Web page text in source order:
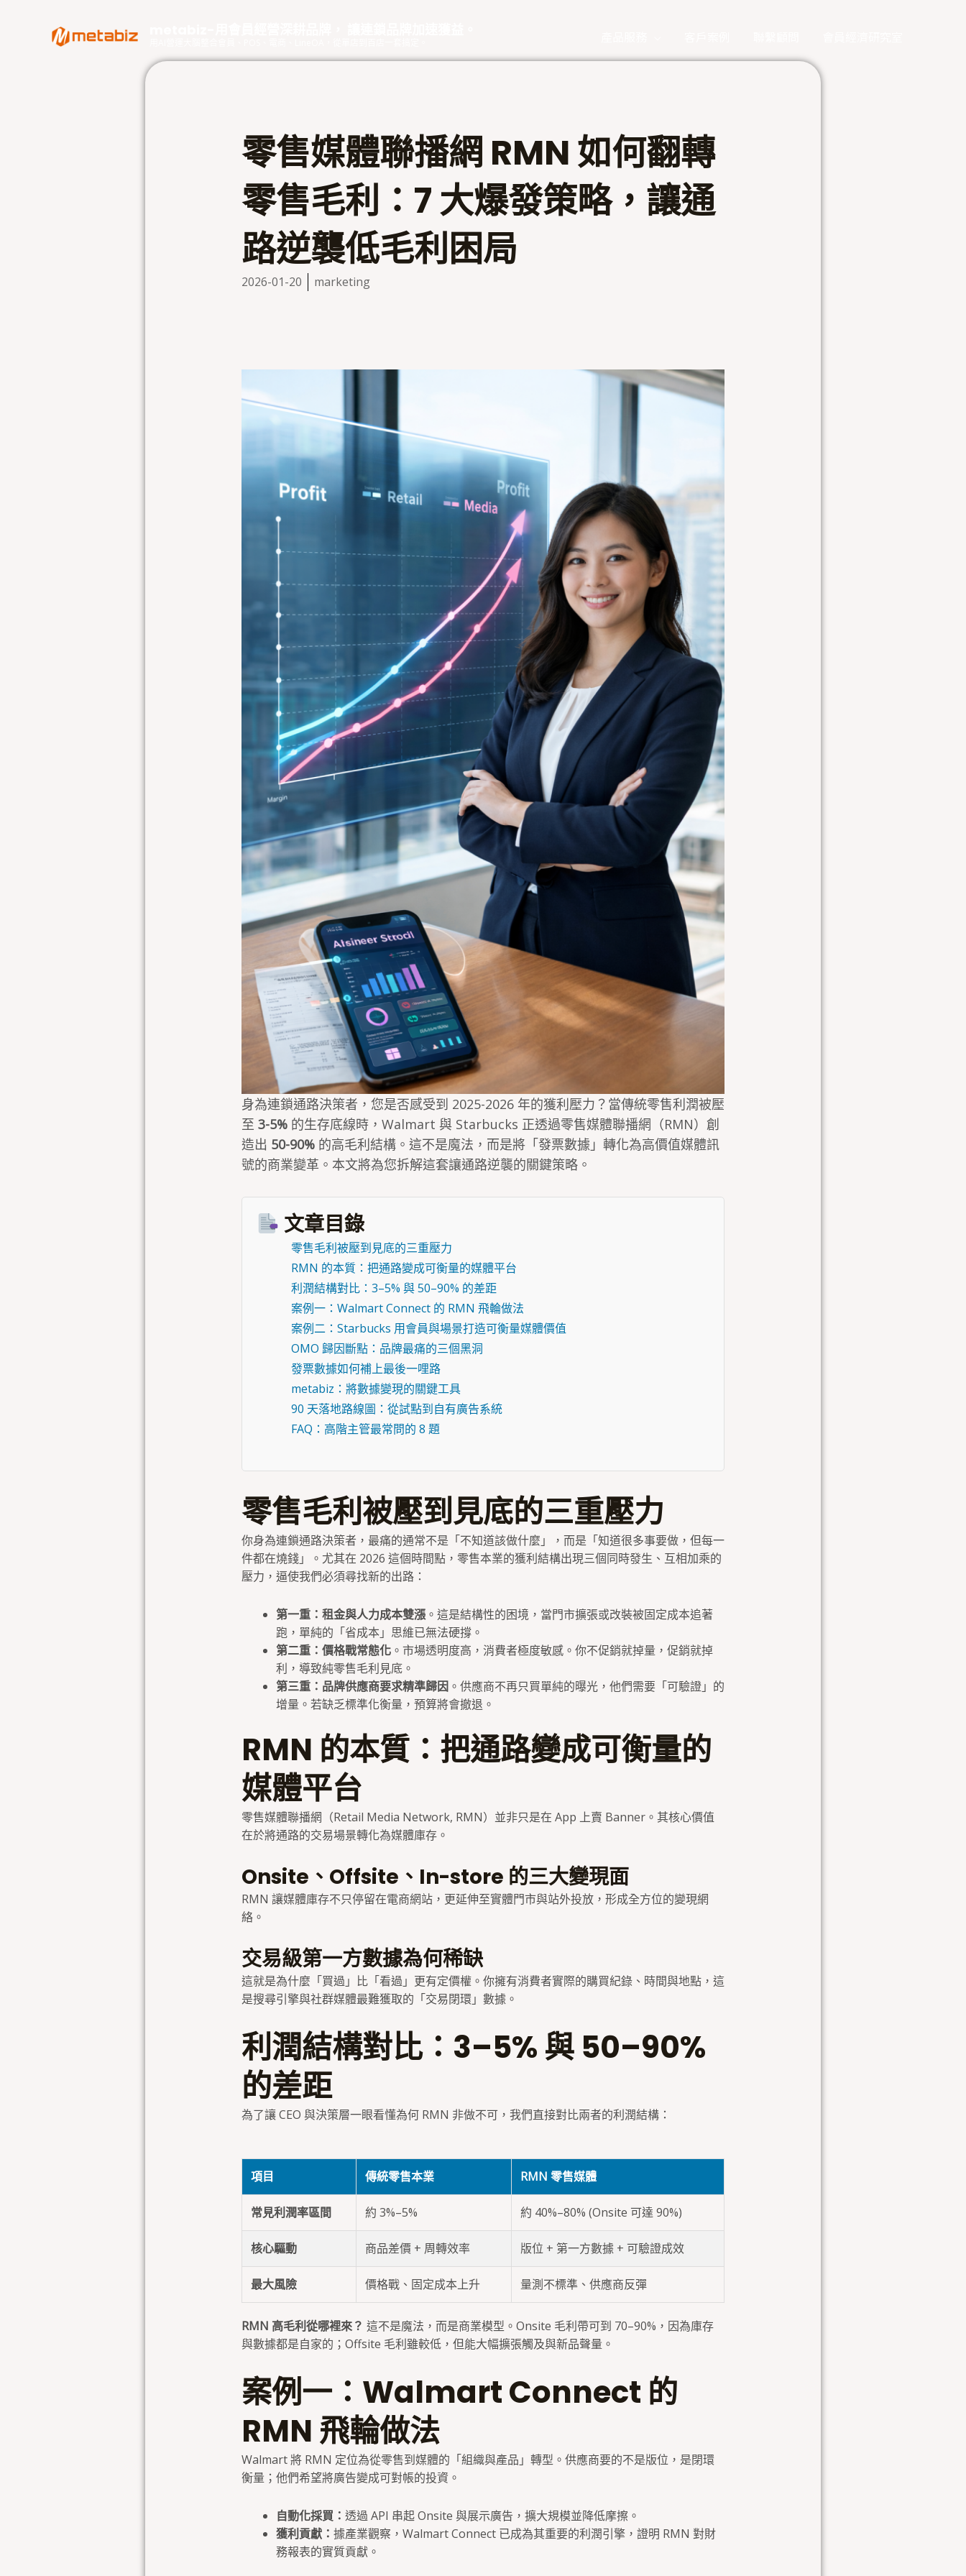
零售媒體聯播網 RMN 如何翻轉
零售毛利：7 大爆發策略，讓通
路逆襲低毛利困局
2026-01-20 marketing
身為連鎖通路決策者，您是否感受到 2025-2026 年的獲利壓力？當傳統零售利潤被壓
至 3-5%的生存底線時，Walmart 與 Starbucks 正透過零售媒體聯播網（RMN）創
造出 50-90%的高毛利結構。這不是魔法，而是將「發票數據」轉化為高價值媒體訊
號的商業變革。本文將為您拆解這套讓通路逆襲的關鍵策略。
文章目錄
零售毛利被壓到見底的三重壓力
RMN 的本質：把通路變成可衡量的媒體平台
利潤結構對比：3–5% 與 50–90% 的差距
案例一：Walmart Connect 的 RMN 飛輪做法
案例二：Starbucks 用會員與場景打造可衡量媒體價值
OMO 歸因斷點：品牌最痛的三個黑洞
發票數據如何補上最後一哩路
metabiz：將數據變現的關鍵工具
90 天落地路線圖：從試點到自有廣告系統
FAQ：高階主管最常問的 8 題
零售毛利被壓到見底的三重壓力
你身為連鎖通路決策者，最痛的通常不是「不知道該做什麼」，而是「知道很多事要做，但每一
件都在燒錢」。尤其在 2026 這個時間點，零售本業的獲利結構出現三個同時發生、互相加乘的
壓力，逼使我們必須尋找新的出路：
第一重：租金與人力成本雙漲。這是結構性的困境，當門市擴張或改裝被固定成本追著
跑，單純的「省成本」思維已無法硬撐。
第二重：價格戰常態化。市場透明度高，消費者極度敏感。你不促銷就掉量，促銷就掉
利，導致純零售毛利見底。
第三重：品牌供應商要求精準歸因 。供應商不再只買單純的曝光，他們需要「可驗證」的
增量。若缺乏標準化衡量，預算將會撤退。
RMN 的本質：把通路變成可衡量的
媒體平台
零售媒體聯播網（Retail Media Network, RMN）並非只是在 App 上賣 Banner。其核心價值
在於將通路的交易場景轉化為媒體庫存。
Onsite、Offsite、In-store 的三大變現面
RMN 讓媒體庫存不只停留在電商網站，更延伸至實體門市與站外投放，形成全方位的變現網
絡。
交易級第一方數據為何稀缺
這就是為什麼「買過」比「看過」更有定價權。你擁有消費者實際的購買紀錄、時間與地點，這
是搜尋引擎與社群媒體最難獲取的「交易閉環」數據。
利潤結構對比：3–5% 與 50–90%
的差距
為了讓 CEO 與決策層一眼看懂為何 RMN 非做不可，我們直接對比兩者的利潤結構：
項目 傳統零售本業 RMN 零售媒體
常見利潤率區間 約 3%–5% 約 40%–80% (Onsite 可達 90%)
核心驅動 商品差價 + 周轉效率 版位 + 第一方數據 + 可驗證成效
最大風險 價格戰、固定成本上升 量測不標準、供應商反彈
RMN 高毛利從哪裡來？ 這不是魔法，而是商業模型。Onsite 毛利帶可到 70–90%，因為庫存
與數據都是自家的；Offsite 毛利雖較低，但能大幅擴張觸及與新品聲量。
案例一：Walmart Connect 的
RMN 飛輪做法
Walmart 將 RMN 定位為從零售到媒體的「組織與產品」轉型。供應商要的不是版位，是閉環
衡量；他們希望將廣告變成可對帳的投資。
自動化採買： 透過 API 串起 Onsite 與展示廣告，擴大規模並降低摩擦。
獲利貢獻： 據產業觀察，Walmart Connect 已成為其重要的利潤引擎，證明 RMN 對財
務報表的實質貢獻。